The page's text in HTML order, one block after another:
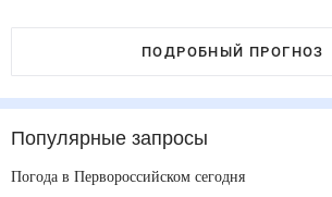
ПОДРОБНЫЙ ПРОГНОЗ
Популярные запросы
Погода в Первороссийском сегодня